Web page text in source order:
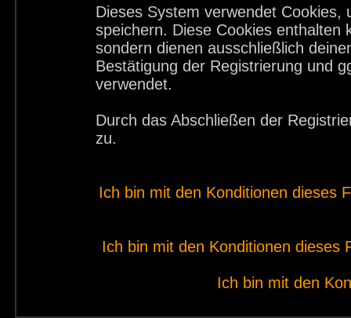
Dieses System verwendet
speichern. Diese Cookies enthalten
sondern dienen ausschließlich
Bestätigung der Registrierung und
verwendet.
Durch das Abschließen der
zu.
Ich bin mit den Konditionen dieses
Ich bin mit den Konditionen dieses
Ich bin mit den